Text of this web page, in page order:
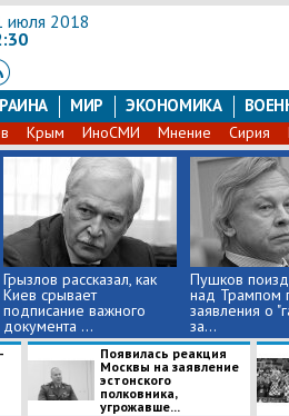
июля 2018
МИР ЭКОНОМИКА
Крым ИноСМИ Мнение Сирия
Грызлов рассказал, как
Киев срывает
подписание важного
документа ...
Пушков
над Трампом
заявления о
за...
Появилась реакция
Москвы на заявление
эстонского
полковника,
угрожавше...